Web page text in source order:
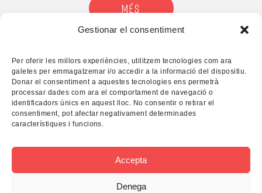
Gestionar el consentiment
Per oferir les millors experiències, utilitzem tecnologies com ara
galetes per emmagatzemar i/o accedir a la informació del dispositiu.
Donar el consentiment a aquestes tecnologies ens permetrà
processar dades com ara el comportament de navegació o
identificadors únics en aquest lloc. No consentir o retirar el
consentiment, pot afectar negativament determinades
característiques i funcions.
Accepta
Denega
MÉS